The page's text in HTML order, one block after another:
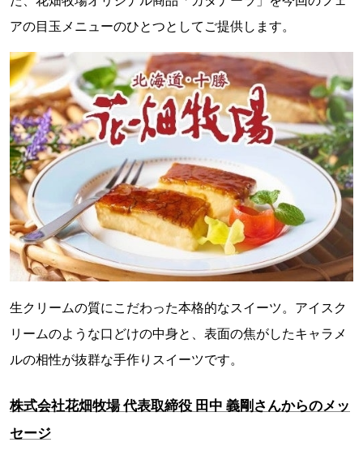
アの目玉メニューのひとつとしてご提供します。
生クリームの質にこだわった本格的なスイーツ。アイスク
リームのような口どけの中身と、表面の焦がしたキャラメ
ルの相性が抜群な手作りスイーツです。
株式会社花畑牧場 代表取締役 田中 義剛さんからのメッ
セージ